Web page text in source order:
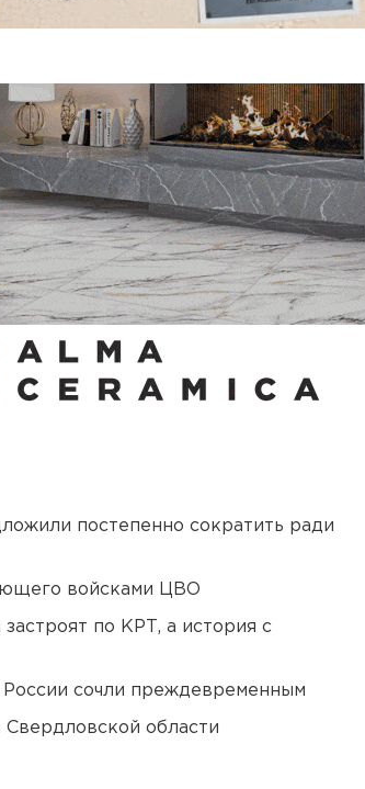
постепенно сократить ради
войсками ЦВО
по КРТ, а история с
сочли преждевременным
Свердловской области